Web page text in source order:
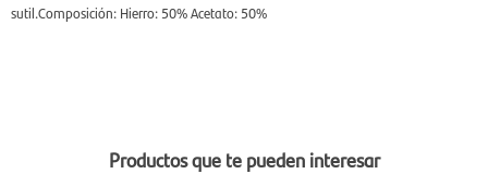
sutil.Composición: Hierro: 50% Acetato: 50%
Productos que te pueden interesar